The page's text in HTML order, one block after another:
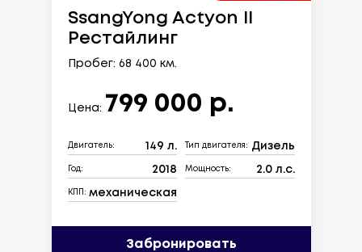
SsangYong Actyon II
Рестайлинг
Пробег: 68 400 км.
Цена: 799 000 р.
Двигатель: 149 л. Тип двигателя: Дизель
Год: 2018 Мощность: 2.0 л.с.
КПП: механическая
Забронировать